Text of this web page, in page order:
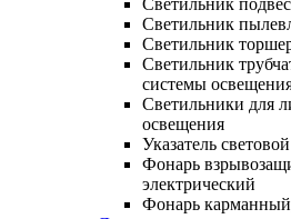
Светильник
Светильник
Светильник
системы
Светильники для
освещения
Указатель световой
Фонарь
электрический
Фонарь